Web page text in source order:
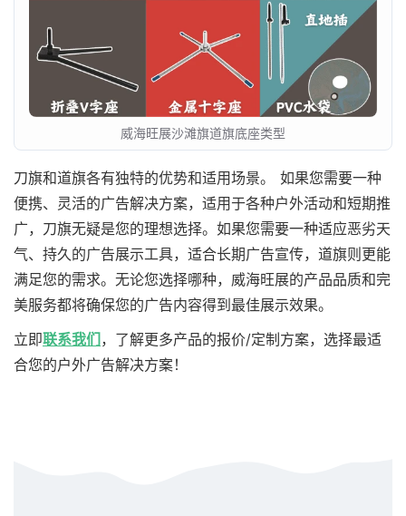
威海旺展沙滩旗道旗底座类型
刀旗和道旗各有独特的优势和适用场景。 如果您需要一种
便携、灵活的广告解决方案，适用于各种户外活动和短期推
广，刀旗无疑是您的理想选择。如果您需要一种适应恶劣天
气、持久的广告展示工具，适合长期广告宣传，道旗则更能
满足您的需求。无论您选择哪种，威海旺展的产品品质和完
美服务都将确保您的广告内容得到最佳展示效果。
立即联系我们 ，了解更多产品的报价/定制方案，选择最适
合您的户外广告解决方案！